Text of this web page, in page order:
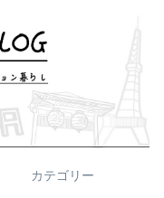
カテゴリー